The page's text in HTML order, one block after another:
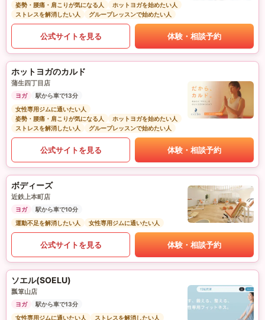
姿勢・腰痛・肩こりが気になる人
ホットヨガを始めたい人
ストレスを解消したい人
グループレッスンで始めたい人
公式サイトを見る 体験・相談予約
ホットヨガのカルド
蒲生四丁目店
ヨガ
駅から車で13分
女性専用ジムに通いたい人
姿勢・腰痛・肩こりが気になる人
ホットヨガを始めたい人
ストレスを解消したい人
グループレッスンで始めたい人
公式サイトを見る 体験・相談予約
ボディーズ
近鉄上本町店
ヨガ
駅から車で10分
運動不足を解消したい人
女性専用ジムに通いたい人
公式サイトを見る 体験・相談予約
ソエル(SOELU)
瓢箪山店
ヨガ
駅から車で13分
女性専用ジムに通いたい人
ストレスを解消したい人